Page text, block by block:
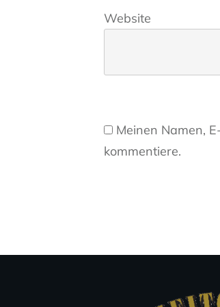
Website
Meinen Namen,
kommentiere.